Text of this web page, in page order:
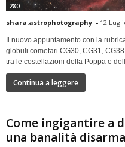
280
shara.astrophotography - 12
Il nuovo appuntamento con la
globuli cometari CG30, CG31,
tra le costellazioni della Poppa e
Continua a leggere
Come ingigantire a
una banalità